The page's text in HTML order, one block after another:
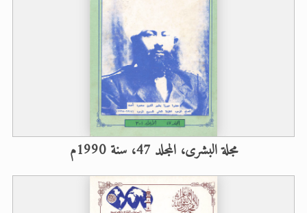
مجلة البشرى، المجلد 47، سنة 1990م